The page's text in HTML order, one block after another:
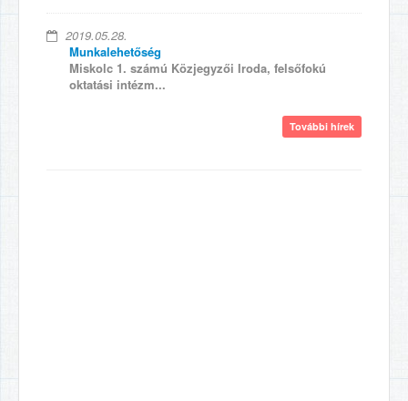
2019.05.28.
Munkalehetőség
Miskolc 1. számú Közjegyzői Iroda, felsőfokú
oktatási intézm...
További hírek